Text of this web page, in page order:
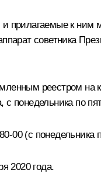
и прилагаемые к
советника
реестром на
понедельника по
(с
2020 года.